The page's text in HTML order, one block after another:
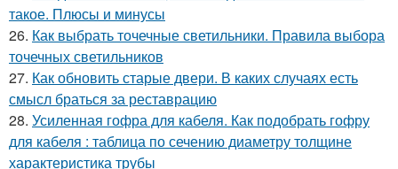
такое. Плюсы и минусы
26. Как выбрать точечные светильники. Правила выбора
точечных светильников
27. Как обновить старые двери. В каких случаях есть
смысл браться за реставрацию
28. Усиленная гофра для кабеля. Как подобрать гофру
для кабеля : таблица по сечению диаметру толщине
характеристика трубы